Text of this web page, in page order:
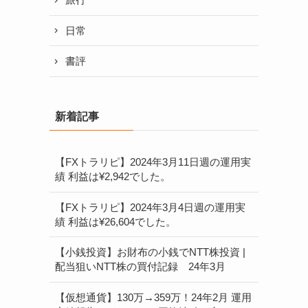
日常
書評
新着記事
【FXトラリピ】2024年3月11日週の運用実
績 利益は¥2,942でした。
【FXトラリピ】2024年3月4日週の運用実
績 利益は¥26,604でした。
【小銭投資】お財布の小銭でNTT株投資 |
配当狙いNTT株の買付記録 24年3月
【仮想通貨】130万→359万！24年2月 運用